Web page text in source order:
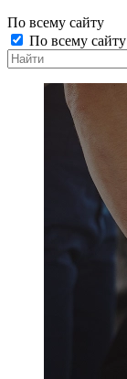
По всему сайту
По всему сайту